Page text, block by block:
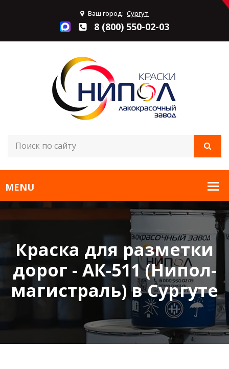
Ваш город: Сургут
8 (800) 550-02-03
Краска для разметки
дорог - АК-511 (Нипол-
магистраль) в Сургуте